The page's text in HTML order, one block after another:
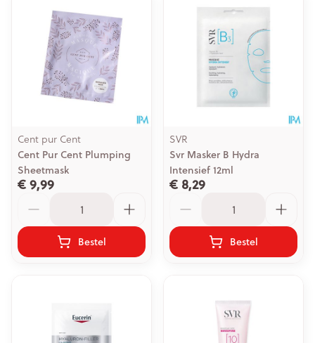
Cent pur Cent
Cent Pur Cent Plumping
Sheetmask
€ 9,99
Bestel
SVR
Svr Masker B Hydra
Intensief 12ml
€ 8,29
Bestel